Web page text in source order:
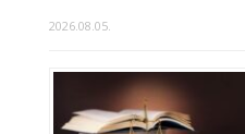
2026.08.05.